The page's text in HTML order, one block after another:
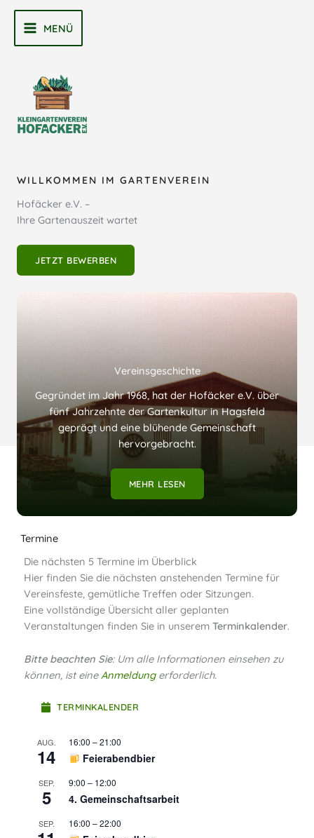
Zum
Inhalt
MAIN
MENÜ
WILLKOMMEN IM GARTENVEREIN
Hofäcker e.V. –
Ihre Gartenauszeit wartet
JETZT BEWERBEN
Vereinsgeschichte
Gegründet im Jahr 1968, hat der Hofäcker e.V. über
fünf Jahrzehnte der Gartenkultur in Hagsfeld
geprägt und eine blühende Gemeinschaft
hervorgebracht.
MEHR LESEN
Termine
Die nächsten 5 Termine im Überblick
Hier finden Sie die nächsten anstehenden Termine für
Vereinsfeste, gemütliche Treffen oder Sitzungen.
Eine vollständige Übersicht aller geplanten
Veranstaltungen finden Sie in unserem Terminkalender.
Bitte beachten Sie: Um alle Informationen einsehen zu
können, ist eine Anmeldungerforderlich.
TERMINKALENDER
AUG.
14
16:00 –21:00
Feierabendbier
SEP.
5
9:00 – 12:00
4. Gemeinschaftsarbeit
SEP. 16:00 –22:00